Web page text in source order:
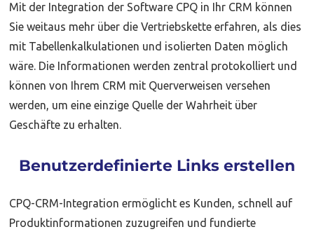
Mit der Integration der Software CPQ in Ihr CRM können
Sie weitaus mehr über die Vertriebskette erfahren, als dies
mit Tabellenkalkulationen und isolierten Daten möglich
wäre. Die Informationen werden zentral protokolliert und
können von Ihrem CRM mit Querverweisen versehen
werden, um eine einzige Quelle der Wahrheit über
Geschäfte zu erhalten.
Benutzerdefinierte Links erstellen
CPQ-CRM-Integration ermöglicht es Kunden, schnell auf
Produktinformationen zuzugreifen und fundierte